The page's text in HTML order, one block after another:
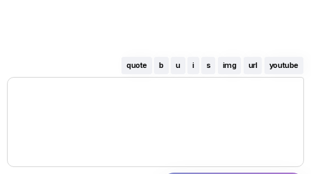
quote b u i s img url youtube